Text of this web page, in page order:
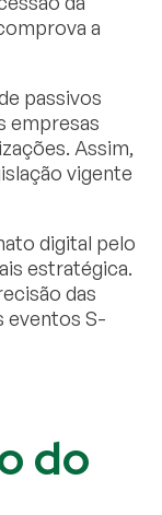
a
passivos
empresas
Assim,
vigente
digital pelo
estratégica.
das
eventos S-
do